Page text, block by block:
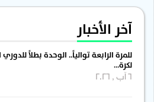
آخر الأخبار
للمرة الرابعة توالياً.. الوحدة بطلاً
لكرة…